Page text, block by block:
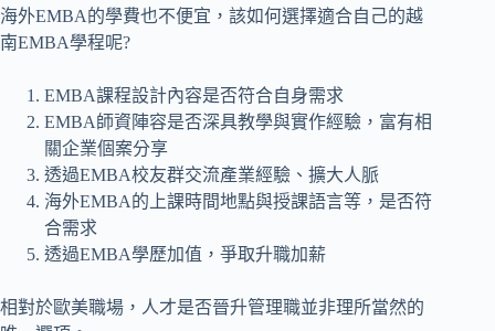
海外EMBA的學費也不便宜，該如何選擇適合自己的越
南EMBA學程呢?
EMBA課程設計內容是否符合自身需求
EMBA師資陣容是否深具教學與實作經驗，富有相
關企業個案分享
透過EMBA校友群交流產業經驗、擴大人脈
海外EMBA的上課時間地點與授課語言等，是否符
合需求
透過EMBA學歷加值，爭取升職加薪
相對於歐美職場，人才是否晉升管理職並非理所當然的